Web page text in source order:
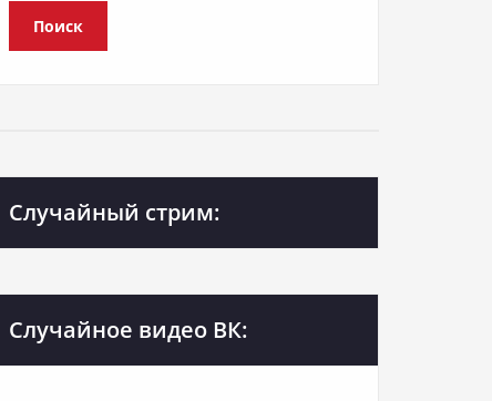
Поиск
Случайный стрим:
Случайное видео ВК: